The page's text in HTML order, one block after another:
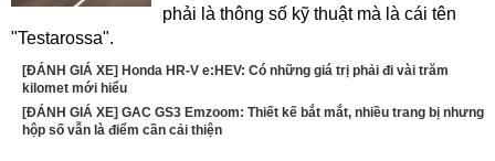
phải là thông số kỹ thuật mà là cái tên
"Testarossa".
[ĐÁNH GIÁ XE] Honda HR-V e:HEV: Có những giá trị phải đi vài trăm
kilomet mới hiểu
[ĐÁNH GIÁ XE] GAC GS3 Emzoom: Thiết kế bắt mắt, nhiều trang bị nhưng
hộp số vẫn là điểm cần cải thiện